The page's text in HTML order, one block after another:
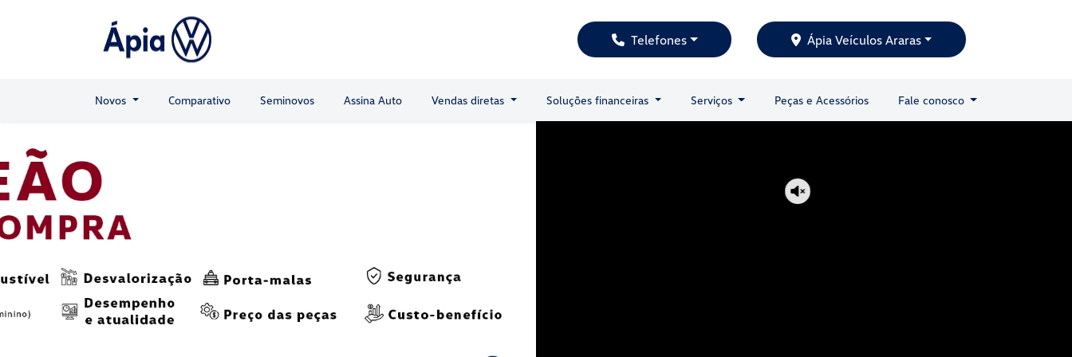
Telefones Ápia Veículos Araras
Novos Comparativo Seminovos Assina Auto Vendas diretas Soluções financeiras Serviços Peças e Acessórios Fale conosco